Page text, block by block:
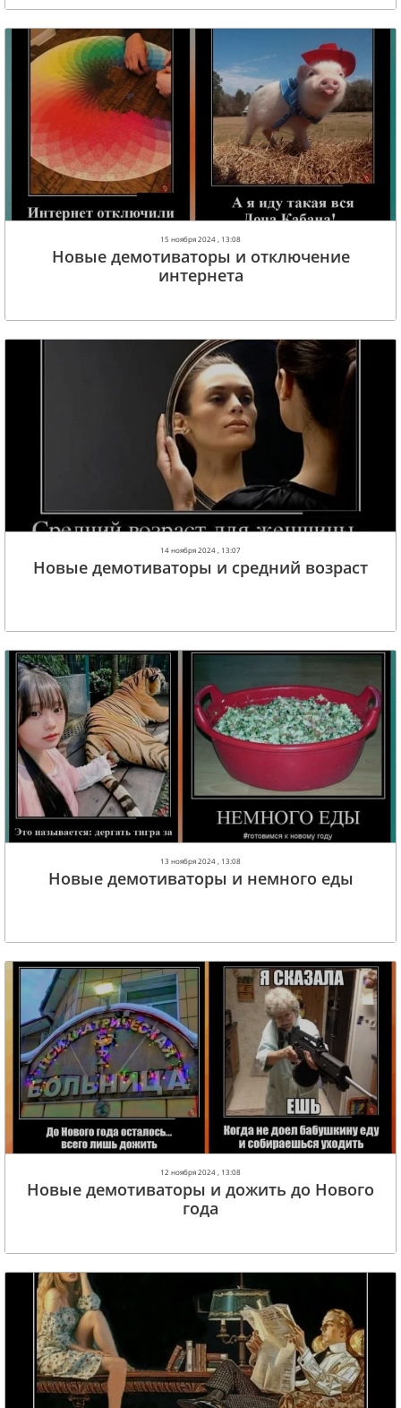
15 ноября 2024 , 13:08
Новые демотиваторы и отключение
интернета
14 ноября 2024 , 13:07
Новые демотиваторы и средний возраст
13 ноября 2024 , 13:08
Новые демотиваторы и немного еды
12 ноября 2024 , 13:08
Новые демотиваторы и дожить до Нового
года